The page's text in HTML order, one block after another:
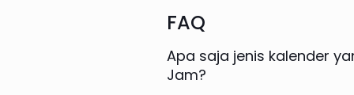
FAQ
Apa saja jenis kalender
Jam?